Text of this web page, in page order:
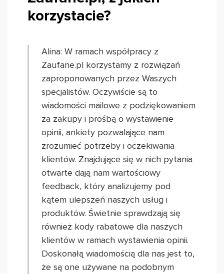
korzystacie?
Alina: W ramach współpracy z
Zaufane.pl korzystamy z rozwiązań
zaproponowanych przez Waszych
specjalistów. Oczywiście są to
wiadomości mailowe z podziękowaniem
za zakupy i prośbą o wystawienie
opinii, ankiety pozwalające nam
zrozumieć potrzeby i oczekiwania
klientów. Znajdujące się w nich pytania
otwarte dają nam wartościowy
feedback, który analizujemy pod
kątem ulepszeń naszych usług i
produktów. Świetnie sprawdzają się
również kody rabatowe dla naszych
klientów w ramach wystawienia opinii.
Doskonałą wiadomością dla nas jest to,
że są one używane na podobnym